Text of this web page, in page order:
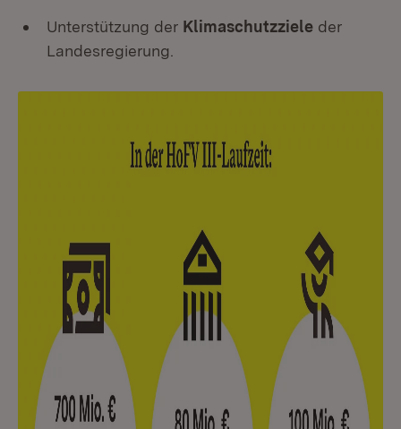
Unterstützung der Klimaschutzziele der
Landesregierung.